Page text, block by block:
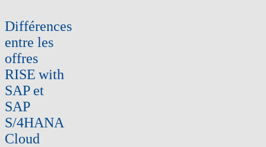
Différences
entre les
offres
RISE with
SAP et
SAP
S/4HANA
Cloud